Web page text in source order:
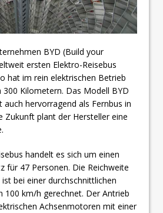
BYD (Build your
ersten Elektro-Reisebus
hat im rein elektrischen Betrieb
300 Kilometern. Das Modell BYD
auch hervorragend als Fernbus in
Zukunft plant der Hersteller eine
handelt es sich um einen
für 47 Personen. Die Reichweite
bei einer durchschnittlichen
100 km/h gerechnet. Der Antrieb
Achsenmotoren mit einer